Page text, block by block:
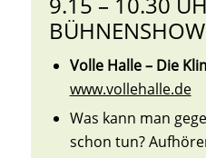
BÜHNENSHOW
Volle Halle – Die
www.vollehalle.de
Was kann man
schon tun?